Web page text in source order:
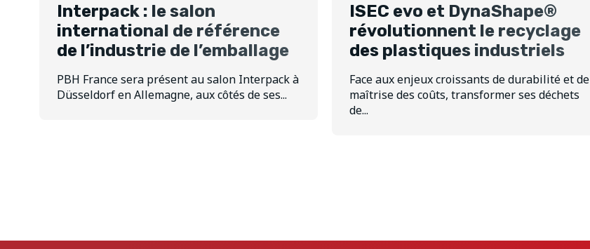
Interpack : le salon
international de référence
de l’industrie de l’emballage
PBH France sera présent au salon Interpack à
Düsseldorf en Allemagne, aux côtés de ses...
ISEC evo et DynaShape®
révolutionnent le recyclage
des plastiques industriels
Face aux enjeux croissants de durabilité et de
maîtrise des coûts, transformer ses déchets
de...